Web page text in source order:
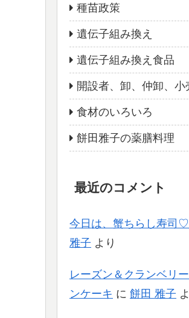
種苗政策
遺伝子組み換え
遺伝子組み換え食品
開設者、卸、仲卸、
食材のいろいろ
餅田雅子の薬膳料理
最近のコメント
今日は、蟹ちらし寿司
雅子 より
レーズン＆クランベリ
ンケーキ に 餅田 雅子